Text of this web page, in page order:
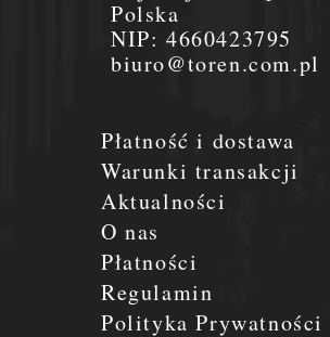
Płatność i dostawa
Warunki transakcji
Aktualności
O nas
Płatności
Regulamin
Polityka Prywatności
Polska
NIP:4660423795
biuro@toren.com.pl